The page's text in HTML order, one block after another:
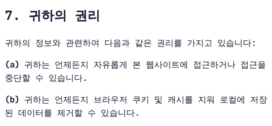
7. 귀하의 권리
귀하의 정보와 관련하여 다음과 같은 권리를 가지고 있습니다:
(a)
귀하는 언제든지 자유롭게 본 웹사이트에 접근하거나 접근을
중단할 수 있습니다.
(b)
귀하는 언제든지 브라우저 쿠키 및 캐시를 지워 로컬에 저장
된 데이터를 제거할 수 있습니다.